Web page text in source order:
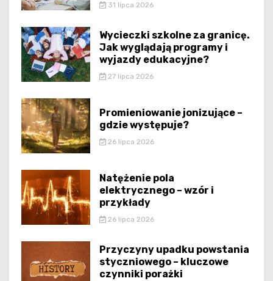
31 lipca 2026
Wycieczki szkolne za granicę.
Jak wyglądają programy i
wyjazdy edukacyjne?
27 lipca 2026
Promieniowanie jonizujące –
gdzie występuje?
26 lipca 2026
Natężenie pola
elektrycznego – wzór i
przykłady
26 lipca 2026
Przyczyny upadku powstania
styczniowego – kluczowe
czynniki porażki